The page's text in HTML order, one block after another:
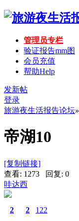
管理员专栏
验证报告mm图
会员充值
帮助Help
发新帖
登录
旅游夜生活报告论坛»
帝湖10
[复制链接]
查看: 1273 回复: 0
哇达西
2 2 122